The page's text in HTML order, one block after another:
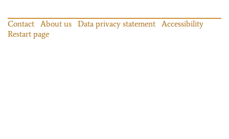
Contact About us Data privacy statement
Accessibility
Restart page